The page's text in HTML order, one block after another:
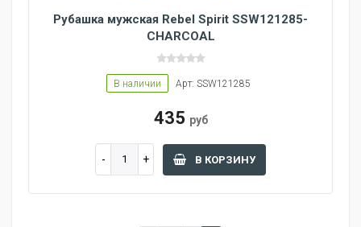
Рубашка мужская Rebel Spirit SSW121285-
CHARCOAL
В наличии Арт: SSW121285
435 руб
В КОРЗИНУ